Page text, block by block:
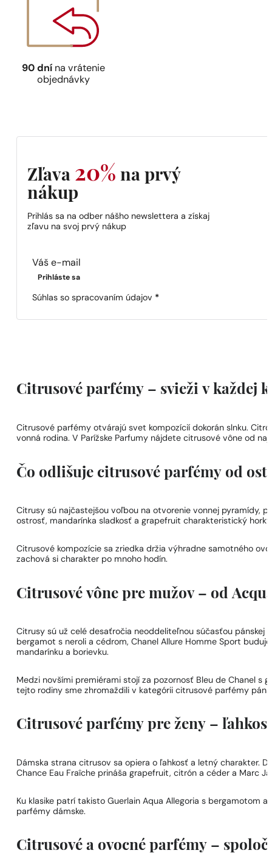
90 dnína vrátenie
objednávky
Zľava 20% na prvý
nákup
Prihlás sa na odber nášho newslettera a získaj
zľavu na svoj prvý nákup
Section
Prihláste sa
Súhlas so spracovaním údajov *
Citrusové parfémy – svieži v každej
Citrusové parfémy otvárajú svet kompozícií dokorán slnku.
vonná rodina. V Parížske Parfumy nájdete citrusové vône od
Čo odlišuje citrusové parfémy od
Citrusy sú najčastejšou voľbou na otvorenie vonnej pyramídy,
ostrosť, mandarínka sladkosť a grapefruit charakteristický
Citrusové kompozície sa zriedka držia výhradne samotného
zachová si charakter po mnoho hodín.
Citrusové vône pre mužov – od
Citrusy sú už celé desaťročia neoddeliteľnou súčasťou pánskej
bergamot s neroli a cédrom, Chanel Allure Homme Sport
mandarínku a borievku.
Medzi novšími premiérami stojí za pozornosť Bleu de Chanel s
tejto rodiny sme zhromaždili v kategóriicitrusové parfémy
Citrusové parfémy pre ženy –
Dámska strana citrusov sa opiera o ľahkosť a letný charakter.
Chance Eau Fraîche prináša grapefruit, citrón a céder a Marc
Ku klasike patrí takisto Guerlain Aqua Allegoria s bergamotom
parfémy dámske.
Citrusové a ovocné parfémy –